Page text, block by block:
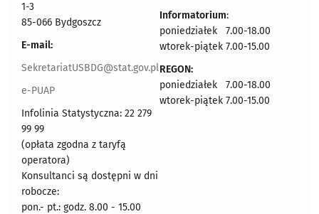
1-3
85-066 Bydgoszcz
E-mail:
SekretariatUSBDG@stat.gov.pl
e-PUAP
Infolinia Statystyczna: 22 279
99 99
(opłata zgodna z taryfą
operatora)
Konsultanci są dostępni w dni
robocze:
pon.- pt.: godz. 8.00 - 15.00
Informatorium:
poniedziałek 7.00-18.00
wtorek-piątek 7.00-15.00
REGON:
poniedziałek 7.00-18.00
wtorek-piątek 7.00-15.00